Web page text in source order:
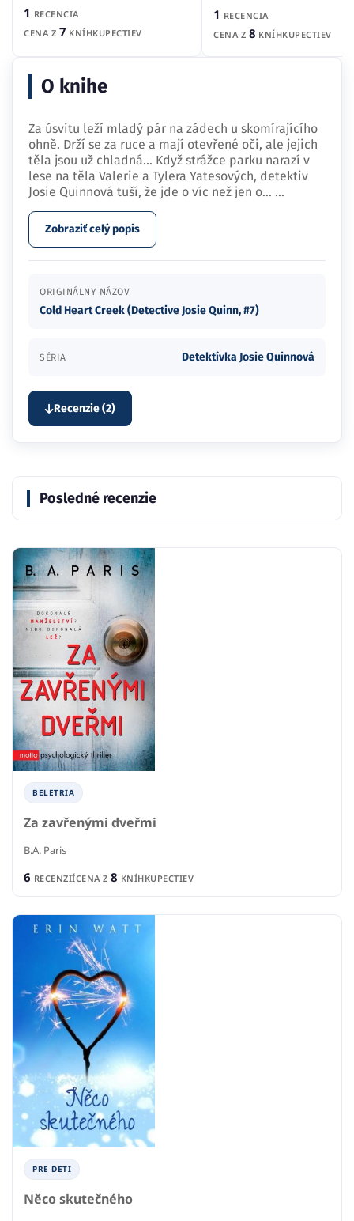
1 RECENCIA
CENA Z 7 KNÍHKUPECTIEV
1 RECENCIA
CENA Z 8 KNÍHKUPECTIEV
O knihe
Za úsvitu leží mladý pár na zádech u skomírajícího
ohně. Drží se za ruce a mají otevřené oči, ale jejich
těla jsou už chladná... Když strážce parku narazí v
lese na těla Valerie a Tylera Yatesových, detektiv
Josie Quinnová tuší, že jde o víc než jen o… ...
Zobraziť celý popis
ORIGINÁLNY NÁZOV
Cold Heart Creek (Detective Josie Quinn, #7)
SÉRIA Detektívka Josie Quinnová
Recenzie (2)
Posledné recenzie
BELETRIA
Za zavřenými dveřmi
B.A. Paris
6 RECENZIÍCENA Z 8 KNÍHKUPECTIEV
PRE DETI
Něco skutečného